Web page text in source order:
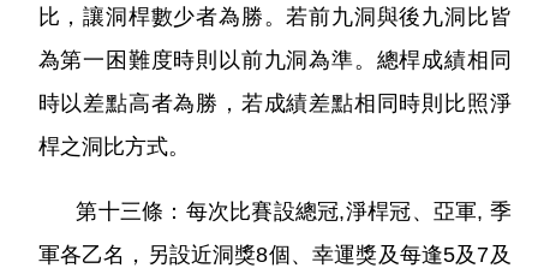
比，讓洞桿數少者為勝。若前九洞與後九洞比皆
為第一困難度時則以前九洞為準。總桿成績相同
時以差點高者為勝，若成績差點相同時則比照淨
桿之洞比方式。
第十三條：每次比賽設總冠,淨桿冠、亞軍, 季
軍各乙名，另設近洞獎8個、幸運獎及每逢5及7及